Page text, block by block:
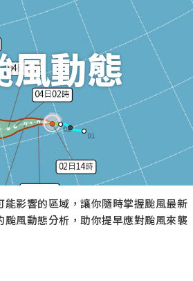
風動態
影響的區域，讓你隨時掌握颱風最新
風動態分析，助你提早應對颱風來襲